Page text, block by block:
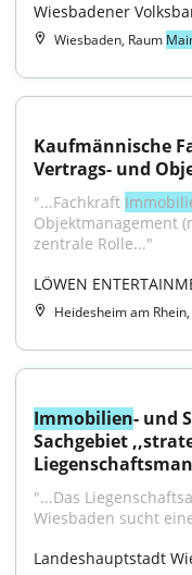
Wiesbadener
Wiesbaden, Raum
Kaufmännische
Vertrags- und
"...Fachkraft
Objektmanagement
zentrale Rolle..."
LÖWEN
Heidesheim am
Immobilien- und
Sachgebiet
"...Das
Wiesbaden sucht
Landeshauptstadt